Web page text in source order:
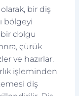
olarak, bir diş
bölgeyi
dolgu
çürük
ve hazırlar.
işleminden
diş